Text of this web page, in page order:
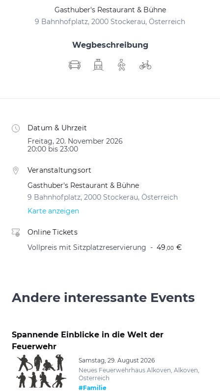
Gasthuber's Restaurant & Bühne
9 Bahnhofplatz, 2000 Stockerau, Österreich
Wegbeschreibung
Datum & Uhrzeit
Freitag, 20. November 2026
20:00 bis 23:00
Veranstaltungsort
Gasthuber's Restaurant & Bühne
9 Bahnhofplatz, 2000 Stockerau, Österreich
Karte anzeigen
Online Tickets
Vollpreis mit Sitzplatzreservierung
49 ,00 €
Andere interessante Events
Spannende Einblicke in die Welt der
Feuerwehr
Samstag, 29. August 2026
Neues Feuerwehrhaus Alkoven, Alkoven,
Österreich
#Familie